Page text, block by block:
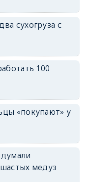
сухогруза с
100
«покупают» у
медуз